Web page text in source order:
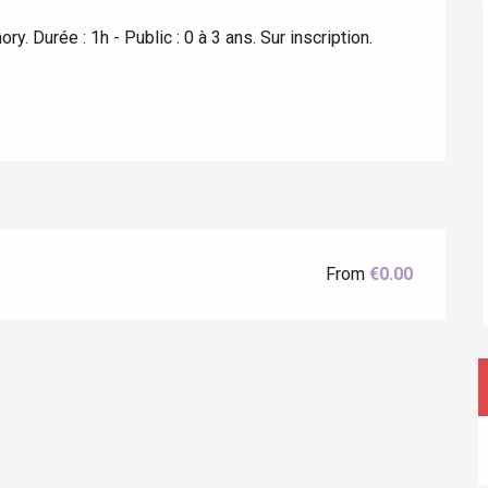
Durée : 1h - Public : 0 à 3 ans. Sur inscription.
From€0.00